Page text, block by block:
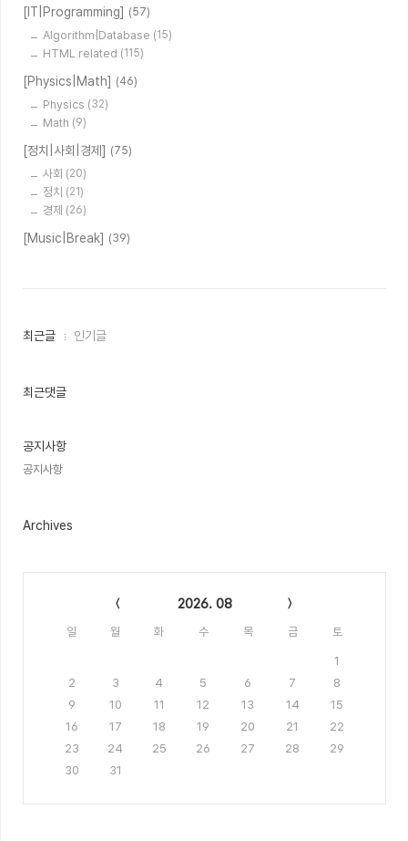
[IT|Programming] (57)
Algorithm|Database (15)
HTML related (115)
[Physics|Math] (46)
Physics (32)
Math (9)
[정치|사회|경제] (75)
사회 (20)
정치 (21)
경제 (26)
[Music|Break] (39)
최
근
인
최근글 인기글
최근댓글
공지사항
공지사항
Archives
2026. 08
일 월 화 수 목 금 토
1
2
3 4 5 6 7
8
9
10 11 12 13 14
15
16
17 18 19 20 21
22
23
24 25 26 27 28
29
30
31